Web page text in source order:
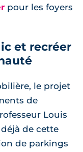
pour les foyers
et recréer
le projet
de
Louis
de cette
de parkings